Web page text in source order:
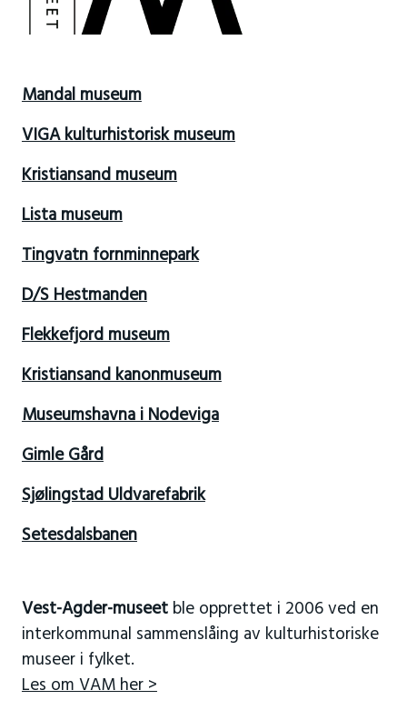
Mandal museum
VIGA kulturhistorisk museum
Kristiansand museum
Lista museum
Tingvatn fornminnepark
D/S Hestmanden
Flekkefjord museum
Kristiansand kanonmuseum
Museumshavna i Nodeviga
Gimle Gård
Sjølingstad Uldvarefabrik
Setesdalsbanen
Vest-Agder-museetble opprettet i 2006 ved en
interkommunal sammenslåing av kulturhistoriske
museer i fylket.
Les om VAM her >